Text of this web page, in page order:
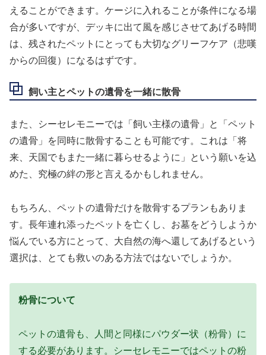
えることができます。ケージに入れることが条件になる場
合が多いですが、デッキに出て風を感じさせてあげる時間
は、残されたペットにとっても大切なグリーフケア（悲嘆
からの回復）になるはずです。
飼い主とペットの遺骨を一緒に散骨
また、シーセレモニーでは「飼い主様の遺骨」と「ペット
の遺骨」を同時に散骨することも可能です。これは「将
来、天国でもまた一緒に暮らせるように」という願いを込
めた、究極の絆の形と言えるかもしれません。
もちろん、ペットの遺骨だけを散骨するプランもありま
す。長年連れ添ったペットを亡くし、お墓をどうしようか
悩んでいる方にとって、大自然の海へ還してあげるという
選択は、とても救いのある方法ではないでしょうか。
粉骨について
ペットの遺骨も、人間と同様にパウダー状（粉骨）に
する必要があります。シーセレモニーではペットの粉